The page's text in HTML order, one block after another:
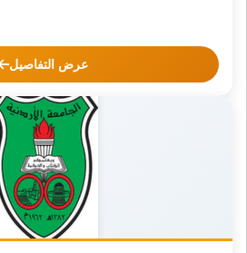
عرض التفاصيل